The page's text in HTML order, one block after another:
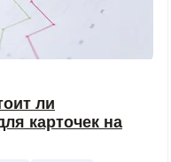
ли
карточек на